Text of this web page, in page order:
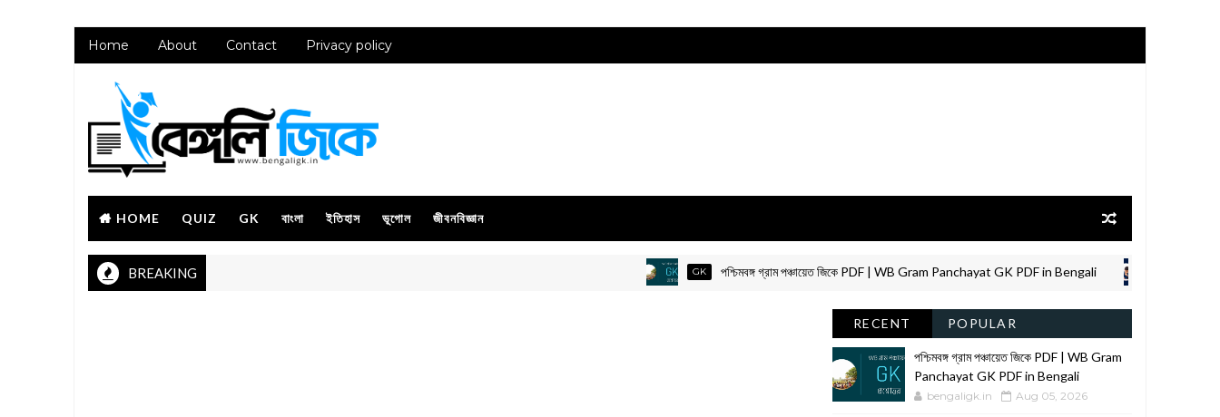
Home About Contact Privacy policy
HOME QUIZ GK বাংলা ইতিহাস ভূগোল জীবনবিজ্ঞান
BREAKING GK পশ্চিমবঙ্গ গ্রাম পঞ্চায়েত জিকে PDF | WB Gram Panchayat GK PDF in Bengali
RECENT POPULAR
পশ্চিমবঙ্গ গ্রাম পঞ্চায়েত জিকে PDF | WB Gram
Panchayat GK PDF in Bengali
bengaligk.in Aug 05, 2026